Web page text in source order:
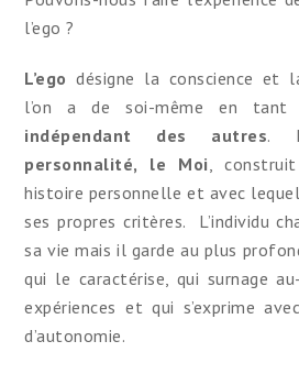
l’ego ?
L’ego désigne la conscience et
l’on a de soi-même en tant
indépendant des autres.
personnalité, le Moi,
histoire personnelle et avec
ses propres critères. L’individu
sa vie mais il garde au plus
qui le caractérise, qui surnage
expériences et qui s’exprime
d’autonomie.